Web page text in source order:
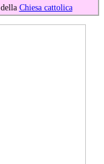
della Chiesa cattolica